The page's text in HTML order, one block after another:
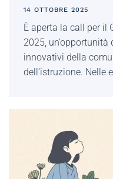
14 OTTOBRE 2025
È aperta la call per il
2025,
innovativi della
dell’istruzione. Nelle